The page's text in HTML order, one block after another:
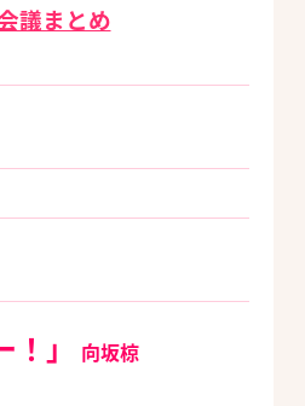
議まとめ
」 向坂椋